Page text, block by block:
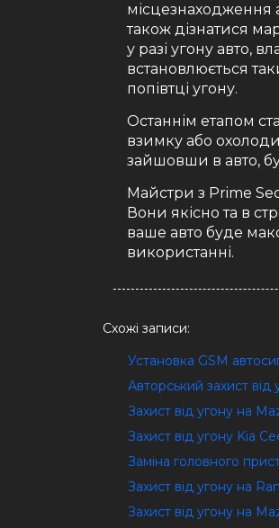
місцезнаходження
також дізнатися
у разі угону авто,
встановлюється
попівтці угону.
Останнім етапом
взимку або
зайшовши в авто,
Майстри з Prime
Вони якісно та в
ваше авто буде
використанні.
Схожі записи:
Установка GSM
Авторський захист
Захист від угону на
Захист від угону Kia
Заміна головного
Захист від угону на
Захист від угону на